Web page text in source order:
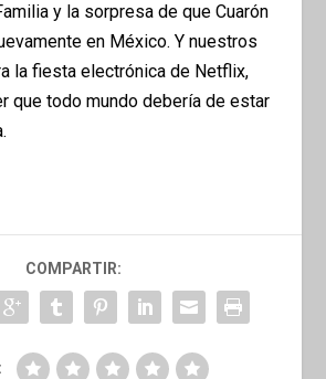
y la sorpresa de que Cuarón
en México. Y nuestros
la fiesta electrónica de Netflix,
que todo mundo debería de estar
COMPARTIR: